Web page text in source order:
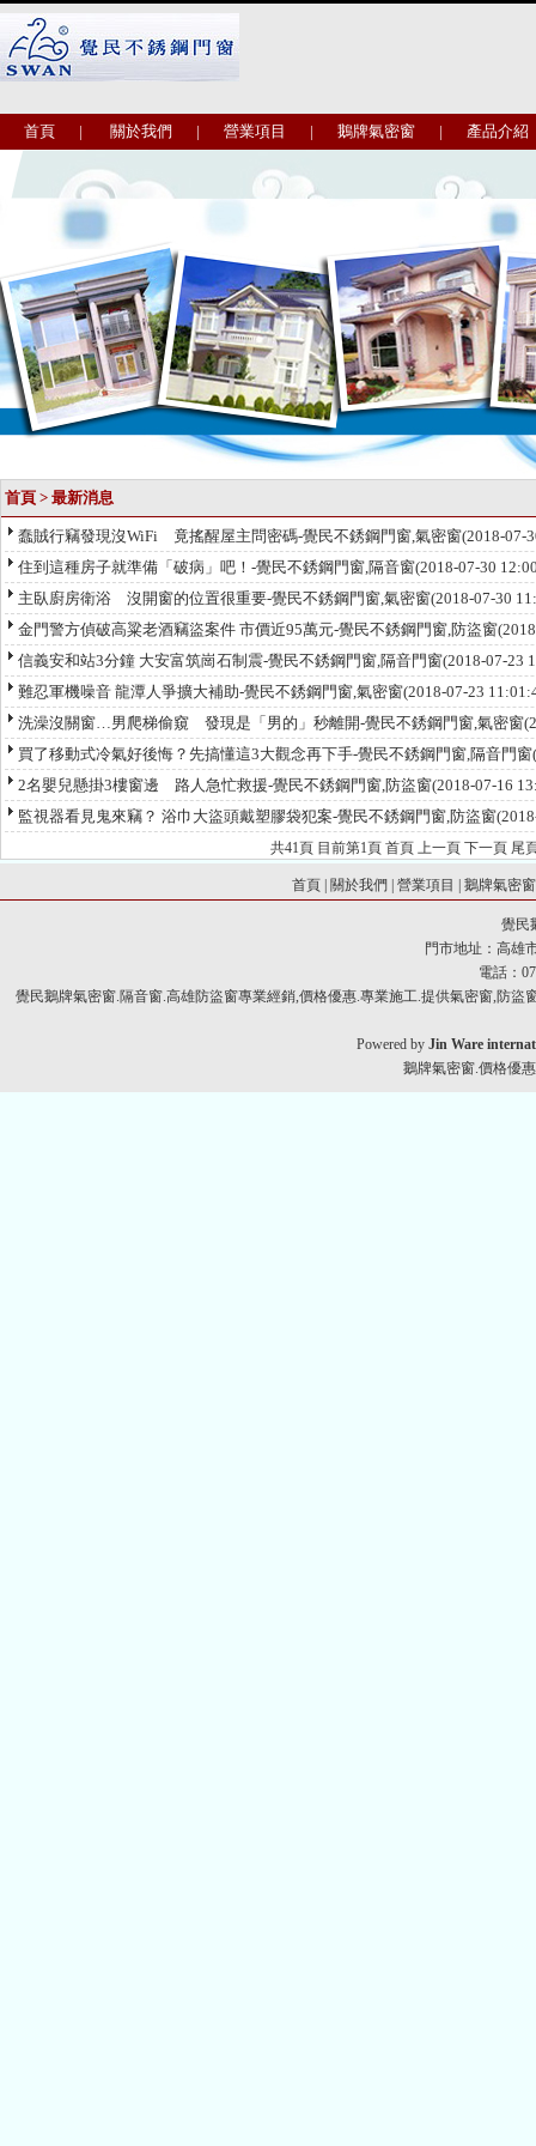
首頁 | 關於我們 | 營業項目 | 鵝牌氣密窗 | 產品介紹
首頁 > 最新消息
蠢賊行竊發現沒WiFi 竟搖醒屋主問密碼-覺民不銹鋼門窗,氣密窗(2018-07-
住到這種房子就準備「破病」吧！-覺民不銹鋼門窗,隔音窗(2018-07-30
主臥廚房衛浴 沒開窗的位置很重要-覺民不銹鋼門窗,氣密窗(2018-07-30
金門警方偵破高粱老酒竊盜案件 市價近95萬元-覺民不銹鋼門窗,防盜窗
信義安和站3分鐘 大安富筑崗石制震-覺民不銹鋼門窗,隔音門窗(2018-07-23
難忍軍機噪音 龍潭人爭擴大補助-覺民不銹鋼門窗,氣密窗(2018-07-23
洗澡沒關窗…男爬梯偷窺 發現是「男的」秒離開-覺民不銹鋼門窗,氣密窗
買了移動式冷氣好後悔？先搞懂這3大觀念再下手-覺民不銹鋼門窗,隔音門窗
2名嬰兒懸掛3樓窗邊 路人急忙救援-覺民不銹鋼門窗,防盜窗(2018-07-16
監視器看見鬼來竊？ 浴巾大盜頭戴塑膠袋犯案-覺民不銹鋼門窗,防盜窗
共41頁 目前第1頁 首頁 上一頁 下一頁 尾
首頁 關於我們 |營業項目 |鵝牌氣密窗
覺民
門市地址：高雄
電話：
覺民鵝牌氣密窗.隔音窗.高雄防盜窗專業經銷,價格優惠.專業施工.提供氣密窗,防
Powered byJin Ware
鵝牌氣密窗.價格優